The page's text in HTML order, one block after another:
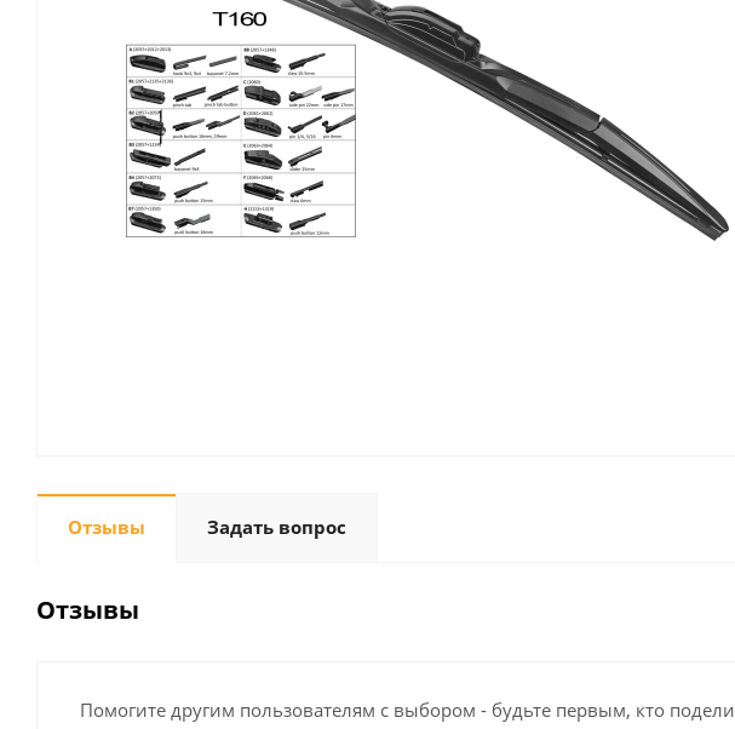
Отзывы Задать вопрос
Отзывы
Помогите другим пользователям с выбором - будьте первым, кто